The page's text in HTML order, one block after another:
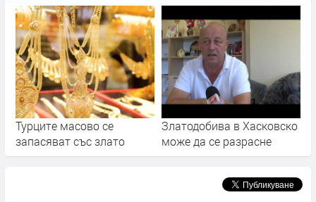
Турците масово се
запасяват със злато
Златодобива в Хасковско
може да се разрасне